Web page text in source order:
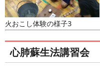
火おこし体験の様子3
心肺蘇生法講習会